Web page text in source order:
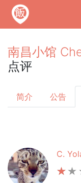
南昌小馆
点评
简介 公告
C.